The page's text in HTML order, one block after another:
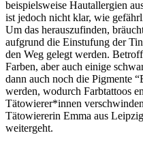
beispielsweise Hautallergien
ist jedoch nicht klar, wie
Um das herauszufinden,
aufgrund die Einstufung der
den Weg gelegt werden.
Farben, aber auch einige
dann auch noch die Pigmente
werden, wodurch Farbtattoos
Tätowierer*innen
Tätowiererin Emma aus
weitergeht.